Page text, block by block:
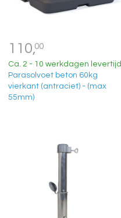
110,00
Ca. 2 - 10 werkdagen levertijd
Parasolvoet beton 60kg
vierkant (antraciet) - (max
55mm)